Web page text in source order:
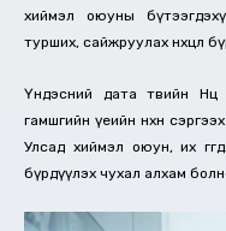
хиймэл оюуны
турших, сайжруулах нөхцөл
Үндэсний дата төвийн Нөөц
гамшгийн үеийн нөхөн
Улсад хиймэл оюун, их
бүрдүүлэх чухал алхам